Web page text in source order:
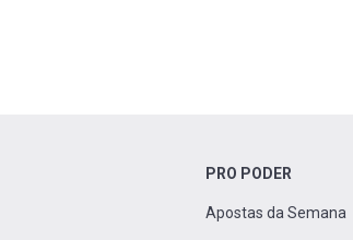
PRO PODER
Apostas da Semana